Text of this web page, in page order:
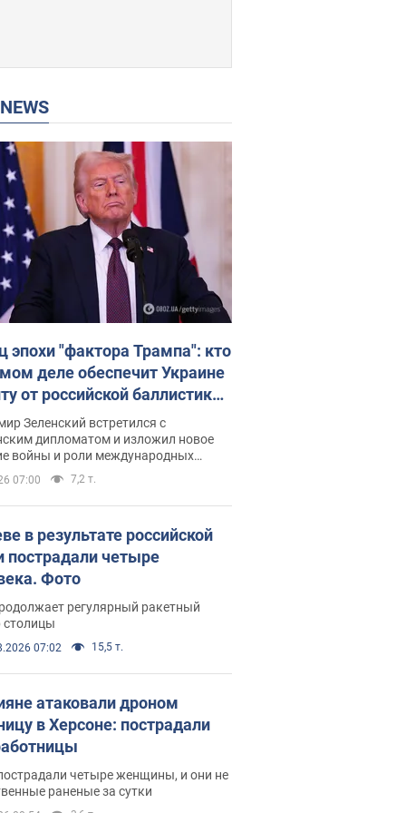
NEWS
эпохи "фактора Трампа": кто
деле обеспечит Украине
от российской баллистики.
с Безсмертным
Зеленский встретился с
дипломатом и изложил новое
войны и роли международных
в борьбе с Россией
07:00 7,2 т.
в результате российской
пострадали четыре
Фото
регулярный ракетный
столицы
07:02 15,5 т.
атаковали дроном
в Херсоне: пострадали
четыре женщины, и они не
раненые за сутки